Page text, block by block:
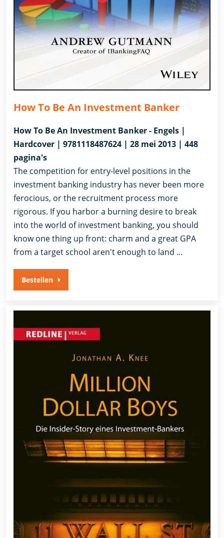
How To Be An Investment Banker
How To Be An Investment Banker - Engels |
Hardcover | 9781118487624 | 28 mei 2013 | 448
pagina's
The competition for entry-level positions in the
investment banking industry has never been more
ferocious, or the recruitment process more
rigorous. If you harbor a burning desire to break
into the world of investment banking, you should
know one thing up front: charm and a great GPA
from a target school aren't enough to land …
Bestellen